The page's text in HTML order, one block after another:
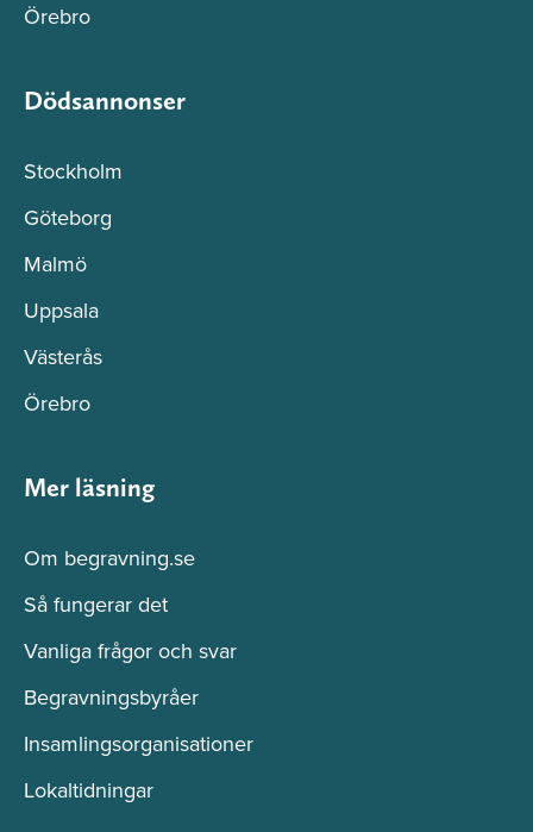
Örebro
Dödsannonser
Stockholm
Göteborg
Malmö
Uppsala
Västerås
Örebro
Mer läsning
Om begravning.se
Så fungerar det
Vanliga frågor och svar
Begravningsbyråer
Insamlingsorganisationer
Lokaltidningar